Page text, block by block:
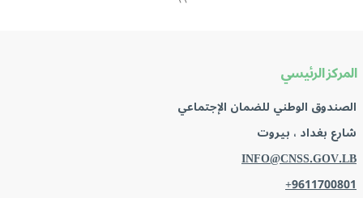
المركز الرئيسي
الصندوق الوطني للضمان الإجتماعي
شارع بغداد ، بيروت
INFO@CNSS.GOV.LB
+9611700801